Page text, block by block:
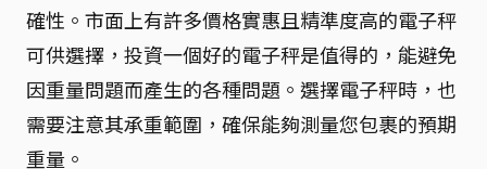
確性。市面上有許多價格實惠且精準度高的電子秤
可供選擇，投資一個好的電子秤是值得的，能避免
因重量問題而產生的各種問題。選擇電子秤時，也
需要注意其承重範圍，確保能夠測量您包裹的預期
重量。